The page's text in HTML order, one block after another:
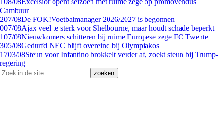
108/08Excelsior opent seizoen met ruime zege op promovendus
Cambuur
207/08De FOK!Voetbalmanager 2026/2027 is begonnen
007/08Ajax veel te sterk voor Shelbourne, maar houdt schade beperkt
107/08Nieuwkomers schitteren bij ruime Europese zege FC Twente
305/08Gedurfd NEC blijft overeind bij Olympiakos
1703/08Steun voor Infantino brokkelt verder af, zoekt steun bij Trump-
regering